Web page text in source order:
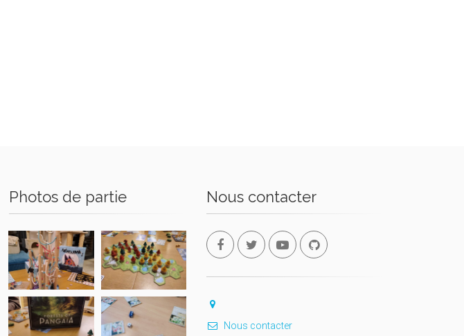
Photos de partie Nous contacter
Nous contacter